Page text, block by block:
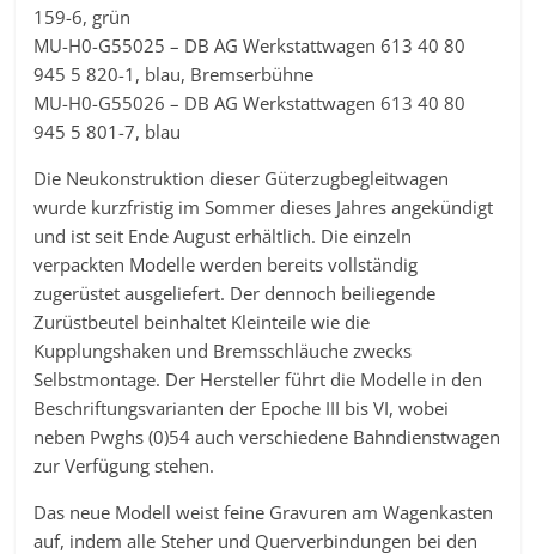
159-6, grün
MU-H0-G55025 – DB AG Werkstattwagen 613 40 80
945 5 820-1, blau, Bremserbühne
MU-H0-G55026 – DB AG Werkstattwagen 613 40 80
945 5 801-7, blau
Die Neukonstruktion dieser Güterzugbegleitwagen
wurde kurzfristig im Sommer dieses Jahres angekündigt
und ist seit Ende August erhältlich. Die einzeln
verpackten Modelle werden bereits vollständig
zugerüstet ausgeliefert. Der dennoch beiliegende
Zurüstbeutel beinhaltet Kleinteile wie die
Kupplungshaken und Bremsschläuche zwecks
Selbstmontage. Der Hersteller führt die Modelle in den
Beschriftungsvarianten der Epoche III bis VI, wobei
neben Pwghs (0)54 auch verschiedene Bahndienstwagen
zur Verfügung stehen.
Das neue Modell weist feine Gravuren am Wagenkasten
auf, indem alle Steher und Querverbindungen bei den